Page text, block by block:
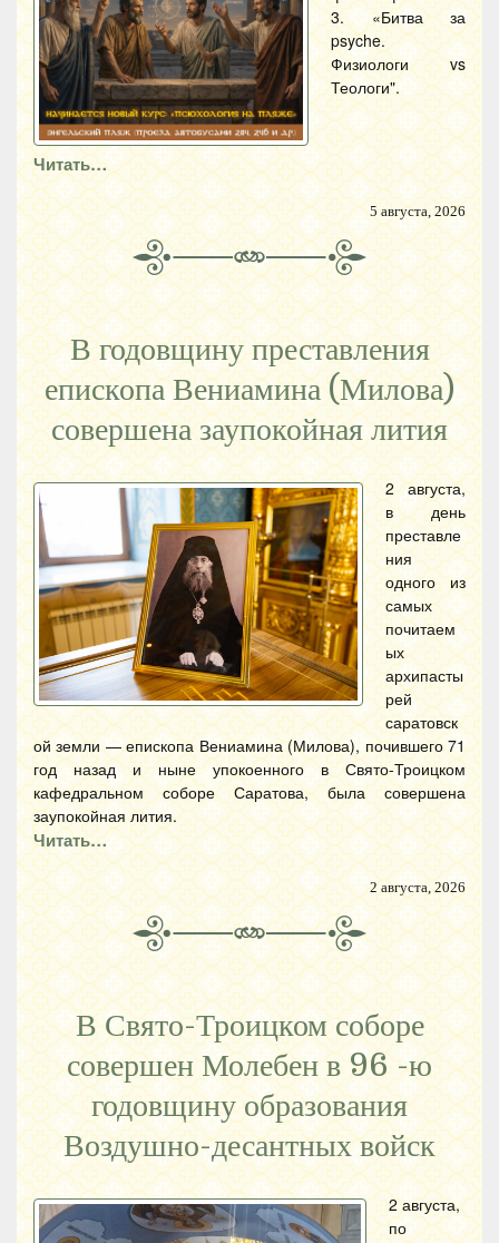
3. «Битва за
psyche.
Физиологи vs
Теологи".
Читать…
5 августа, 2026
В годовщину преставления
епископа Вениамина (Милова)
совершена заупокойная лития
2 августа,
в день
преставле
ния
одного из
самых
почитаем
ых
архипасты
рей
саратовск
ой земли — епископа Вениамина (Милова), почившего 71
год назад и ныне упокоенного в Свято-Троицком
кафедральном соборе Саратова, была совершена
заупокойная лития.
Читать…
2 августа, 2026
В Свято-Троицком соборе
совершен Молебен в 96 -ю
годовщину образования
Воздушно-десантных войск
2 августа,
по